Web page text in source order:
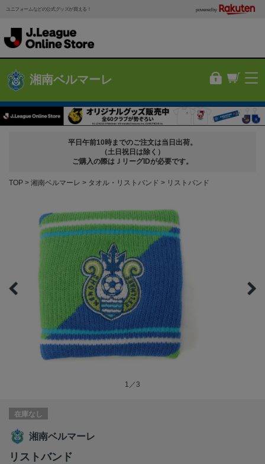
ユニフォームなどの公式グッズが買える！ powered by
湘南ベルマーレ
平日午前10時までのご注文は当日出荷。
（土日祝日は除く）
ご購入の際はＪリーグIDが必要です。
TOP 湘南ベルマーレ タオル・リストバンド リストバンド
1／3
在庫なし
湘南ベルマーレ
リストバンド